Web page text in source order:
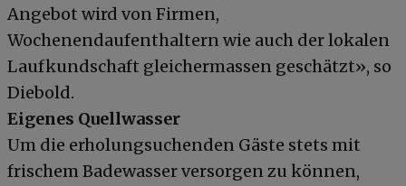
Angebot wird von Firmen,
Wochenendaufenthaltern wie auch der lokalen
Laufkundschaft gleichermassen geschätzt», so
Diebold.
Eigenes Quellwasser
Um die erholungsuchenden Gäste stets mit
frischem Badewasser versorgen zu können,